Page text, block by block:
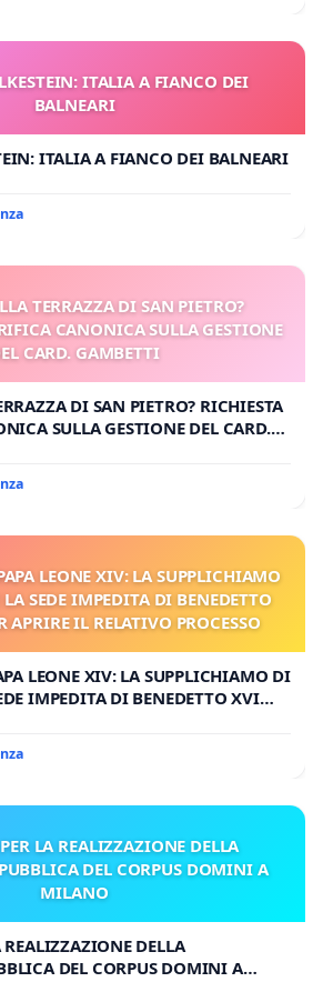
ITALIA A FIANCO DEI
BALNEARI
ITALIA A FIANCO DEI BALNEARI
TERRAZZA DI SAN PIETRO?
CANONICA SULLA GESTIONE
CARD. GAMBETTI
DI SAN PIETRO? RICHIESTA
SULLA GESTIONE DEL CARD.
LEONE XIV: LA SUPPLICHIAMO
SEDE IMPEDITA DI BENEDETTO
APRIRE IL RELATIVO PROCESSO
LEONE XIV: LA SUPPLICHIAMO DI
IMPEDITA DI BENEDETTO XVI
IL RELATIVO PROCESSO
LA REALIZZAZIONE DELLA
DEL CORPUS DOMINI A
MILANO
DELLA
DEL CORPUS DOMINI A